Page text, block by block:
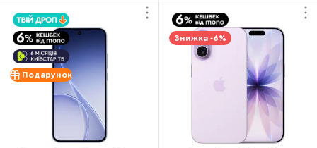
Подарунок
Знижка -6%